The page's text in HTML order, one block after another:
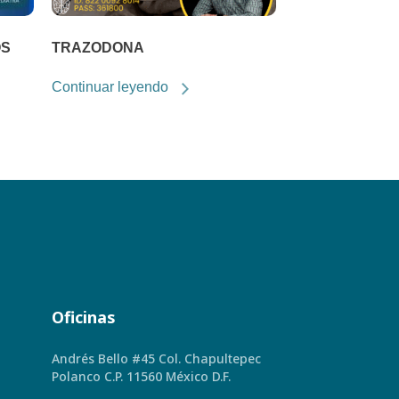
TRAZODONA
Continuar leyendo
Oficinas
Andrés Bello #45 Col. Chapultepec
Polanco C.P. 11560 México D.F.